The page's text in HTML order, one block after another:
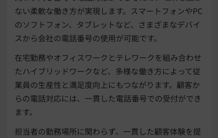
ない柔軟な働き方が実現します。スマートフォンやPC
のソフトフォン、タブレットなど、さまざまなデバイ
スから会社の電話番号の使用が可能です。
在宅勤務やオフィスワークとテレワークを組み合わせ
たハイブリッドワークなど、多様な働き方によって従
業員の生産性と満足度向上にもつながります。顧客か
らの電話対応には、一貫した電話番号での受付ができ
ます。
担当者の勤務場所に関わらず、一貫した顧客体験を提